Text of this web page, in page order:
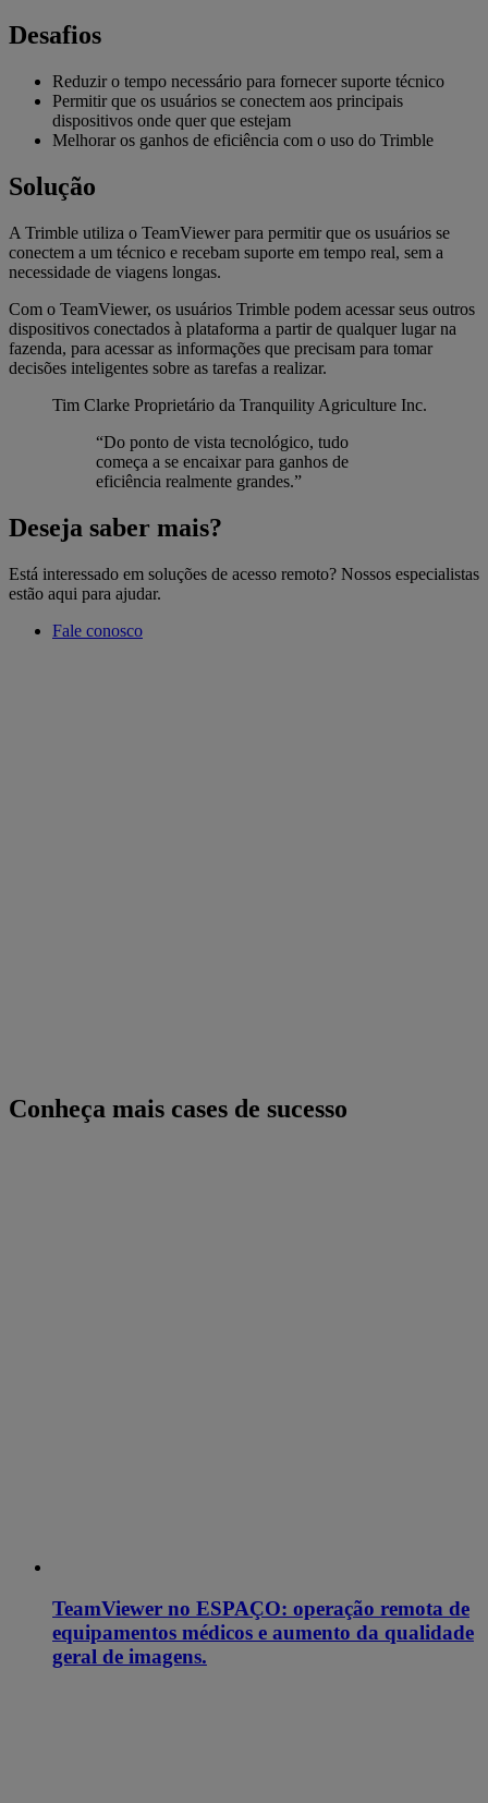
Desafios
Reduzir o tempo necessário para fornecer suporte técnico
Permitir que os usuários se conectem aos principais
dispositivos onde quer que estejam
Melhorar os ganhos de eficiência com o uso do Trimble
Solução
A Trimble utiliza o TeamViewer para permitir que os usuários se
conectem a um técnico e recebam suporte em tempo real, sem a
necessidade de viagens longas.
Com o TeamViewer, os usuários Trimble podem acessar seus outros
dispositivos conectados à plataforma a partir de qualquer lugar na
fazenda, para acessar as informações que precisam para tomar
decisões inteligentes sobre as tarefas a realizar.
Tim Clarke Proprietário da Tranquility Agriculture Inc.
“Do ponto de vista tecnológico, tudo
começa a se encaixar para ganhos de
eficiência realmente grandes.”
Deseja saber mais?
Está interessado em soluções de acesso remoto? Nossos especialistas
estão aqui para ajudar.
Fale conosco
Conheça mais cases de sucesso
TeamViewer no ESPAÇO: operação remota de
equipamentos médicos e aumento da qualidade
geral de imagens.